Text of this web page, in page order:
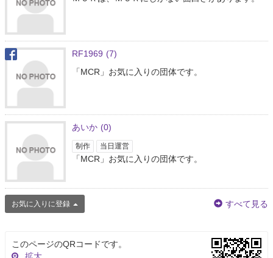
RF1969 (7)
「MCR」お気に入りの団体です。
あいか (0)
制作 当日運営
「MCR」お気に入りの団体です。
お気に入りに登録 すべて見る
このページのQRコードです。
拡大